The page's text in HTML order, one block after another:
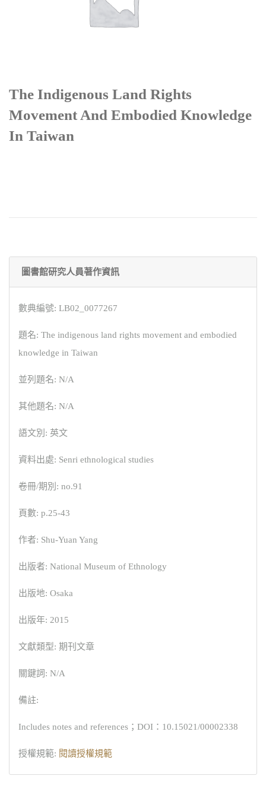
The Indigenous Land Rights
Movement And Embodied Knowledge
In Taiwan
圖書館研究人員著作資訊
數典編號: LB02_0077267
題名: The indigenous land rights movement and embodied
knowledge in Taiwan
並列題名: N/A
其他題名: N/A
語文別: 英文
資料出處: Senri ethnological studies
卷冊/期別: no.91
頁數: p.25-43
作者: Shu-Yuan Yang
出版者: National Museum of Ethnology
出版地: Osaka
出版年: 2015
文獻類型: 期刊文章
關鍵詞: N/A
備註:
Includes notes and references；DOI：10.15021/00002338
授權規範: 閱讀授權規範